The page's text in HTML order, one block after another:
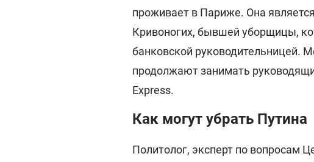
проживает в Париже. Она
Кривоногих, бывшей уборщицы,
банковской руководительницей.
продолжают занимать
Express.
Как могут убрать Путина
Политолог, эксперт по вопросам